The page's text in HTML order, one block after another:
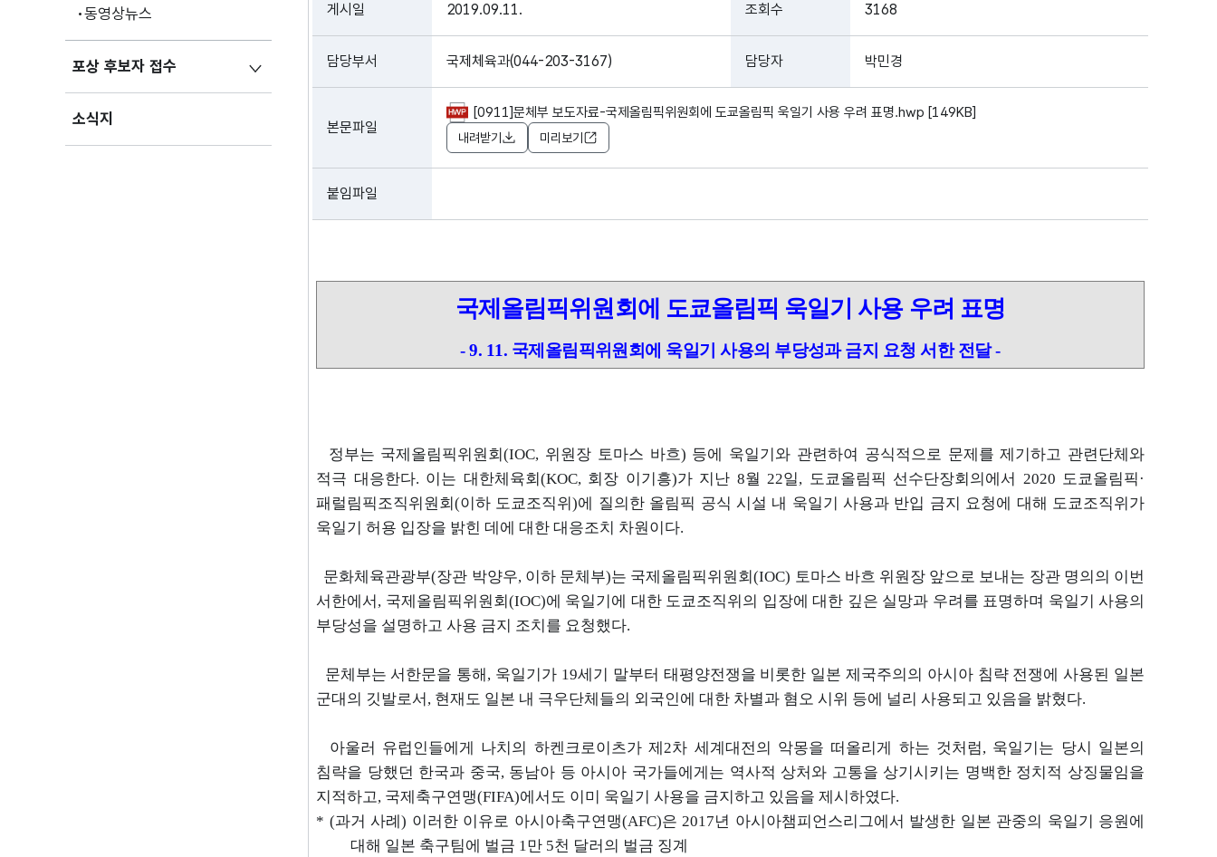
동영상뉴스
포상 후보자 접수
소식지
게시일 2019.09.11. 조회수 3168
담당부서 국제체육과(044-203-3167) 담당자 박민경
본문파일
[0911]문체부 보도자료-국제올림픽위원회에 도쿄올림픽 욱일기 사용 우려 표명.hwp [149KB]
내려받기 미리보기
붙임파일
국제올림픽위원회에 도쿄올림픽 욱일기 사용 우려 표명
- 9. 11. 국제올림픽위원회에 욱일기 사용의 부당성과 금지 요청 서한 전달 -
정부는 국제올림픽위원회(IOC, 위원장 토마스 바흐) 등에 욱일기와 관련하여 공식적으로 문제를 제기하고 관련단체와
적극 대응한다. 이는 대한체육회(KOC, 회장 이기흥)가 지난 8월 22일, 도쿄올림픽 선수단장회의에서 2020 도쿄올림픽·
패럴림픽조직위원회(이하 도쿄조직위)에 질의한 올림픽 공식 시설 내 욱일기 사용과 반입 금지 요청에 대해 도쿄조직위가
욱일기 허용 입장을 밝힌 데에 대한 대응조치 차원이다.
문화체육관광부(장관 박양우, 이하 문체부)는 국제올림픽위원회(IOC) 토마스 바흐 위원장 앞으로 보내는 장관 명의의 이번
서한에서 , 국제올림픽위원회(IOC)에 욱일기에 대한 도쿄조직위의 입장에 대한 깊은 실망과 우려를 표명하며 욱일기 사용의
부당성을 설명하고 사용 금지 조치를 요청했다.
문체부는 서한문을 통해 , 욱일기가 19세기 말부터 태평양전쟁을 비롯한 일본 제국주의의 아시아 침략 전쟁에 사용된 일본
군대의 깃발로서 , 현재도 일본 내 극우단체들의 외국인에 대한 차별과 혐오 시위 등에 널리 사용되고 있음을 밝혔다.
아울러 유럽인들에게 나치의 하켄크로이츠가 제2차 세계대전의 악몽을 떠올리게 하는 것처럼, 욱일기는 당시 일본의
침략을 당했던 한국과 중국, 동남아 등 아시아 국가들에게는 역사적 상처와 고통을 상기시키는 명백한 정치적 상징물임을
지적하고, 국제축구연맹(FIFA)에서도 이미 욱일기 사용을 금지하고 있음을 제시하였다.
* (과거 사례) 이러한 이유로 아시아축구연맹(AFC)은 2017년 아시아챔피언스리그에서 발생한 일본 관중의 욱일기 응원에
대해 일본 축구팀에 벌금 1만 5천 달러의 벌금 징계